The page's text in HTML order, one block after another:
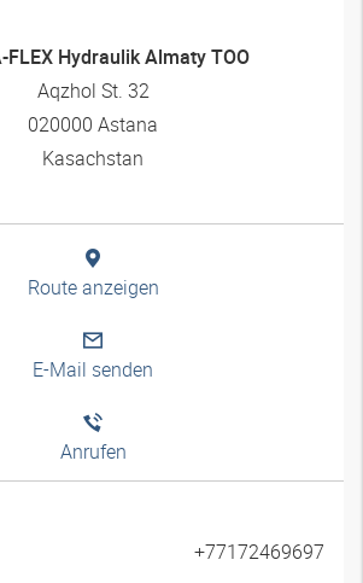
FLEX Hydraulik Almaty TOO
Aqzhol St. 32
020000 Astana
Kasachstan
Route anzeigen
E-Mail senden
Anrufen
+77172469697